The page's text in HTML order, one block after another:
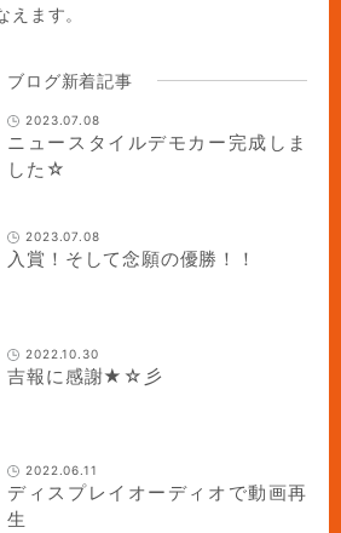
えます。
ブログ新着記事
2023.07.08
ニュースタイルデモカー完成しま
した☆
2023.07.08
入賞！そして念願の優勝！！
2022.10.30
吉報に感謝★☆彡
2022.06.11
ディスプレイオーディオで動画再
生